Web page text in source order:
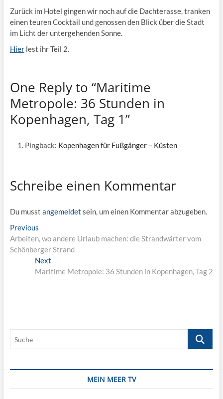
Zurück im Hotel gingen wir noch auf die Dachterasse, tranken
einen teuren Cocktail und genossen den Blick über die Stadt
im Licht der untergehenden Sonne.
Hierlest ihr Teil 2.
One Reply to “Maritime
Metropole: 36 Stunden in
Kopenhagen, Tag 1”
Pingback: Kopenhagen für Fußgänger – Küsten
Schreibe einen Kommentar
Du musst angemeldet sein, um einen Kommentar abzugeben.
Beitragsnavigation
PreviousPrevious
post:
Arbeiten, wo andere Urlaub machen: die Strandwärter vom
Schönberger Strand
Next
post:
Maritime Metropole: 36 Stunden in Kopenhagen, Tag 2
Suche
MEIN MEER TV